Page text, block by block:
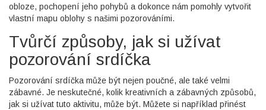
obloze, pochopení jeho pohybů a dokonce nám pomohly vytvořit
vlastní mapu oblohy s našimi pozorováními.
Tvůrčí způsoby, jak si užívat
pozorování srdíčka
Pozorování srdíčka může být nejen poučné, ale také velmi
zábavné. Je neskutečné, kolik kreativních a zábavných způsobů,
jak si užívat tuto aktivitu, může být. Můžete si například přinést